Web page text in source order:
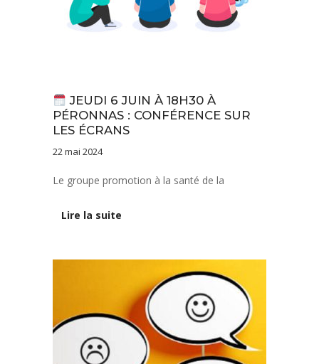
JEUDI 6 JUIN À 18H30 À
PÉRONNAS : CONFÉRENCE SUR
LES ÉCRANS
22 mai 2024
Le groupe promotion à la santé de la
Lire la suite